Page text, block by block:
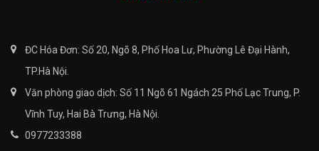
ĐC Hóa Đơn: Số 20, Ngõ 8, Phố Hoa Lư, Phường Lê Đại Hành,
TP.Hà Nội.
Văn phòng giao dịch: Số 11 Ngõ 61 Ngách 25 Phố Lạc Trung, P.
Vĩnh Tuy, Hai Bà Trưng, Hà Nội.
0977233388